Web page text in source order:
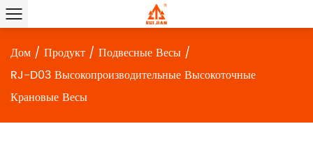
Дом / Продукт / Подвесные Весы /
RJ-D03 Высокопроизводительные Высокоточные
Крановые Весы